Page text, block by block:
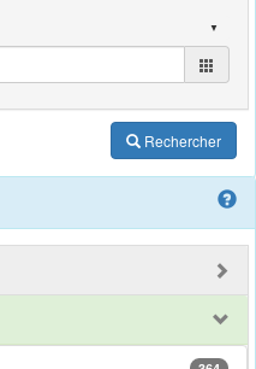
Rechercher